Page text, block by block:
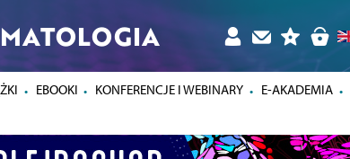
EBOOKI KONFERENCJE I WEBINARY E-AKADEMIA